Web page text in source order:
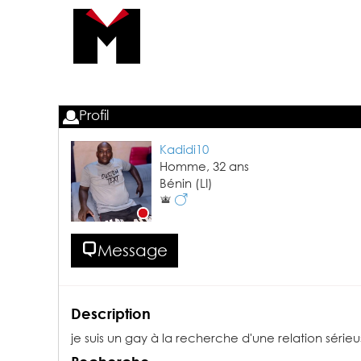
Profil
Kadidi10
Homme, 32 ans
Bénin (LI)
Message
Description
je suis un gay à la recherche d'une relation